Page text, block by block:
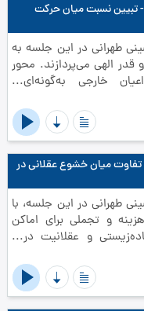
تبیین نسبت میان حرکت
طهرانی در این جلسه به
الهی می‌پردازند. محور
خارجی به‌گونه‌ای...
میان خشوع عقلانی در
طهرانی در این جلسه، با
و تجملی برای اماکن
و عقلانیت در...